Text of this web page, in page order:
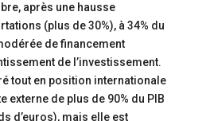
après une hausse
(plus de 30%), à 34% du
de financement
de l’investissement.
tout en position internationale
externe de plus de 90% du PIB
d’euros), mais elle est